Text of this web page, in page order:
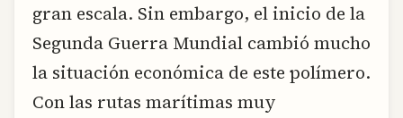
gran escala. Sin embargo, el inicio de la
Segunda Guerra Mundial cambió mucho
la situación económica de este polímero.
Con las rutas marítimas muy